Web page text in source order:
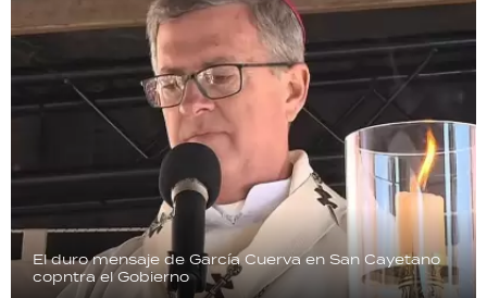
El duro mensaje de García Cuerva en San Cayetano
copntra el Gobierno